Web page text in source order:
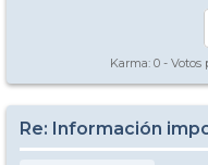
Karma: 0 - Votos
Re: Información